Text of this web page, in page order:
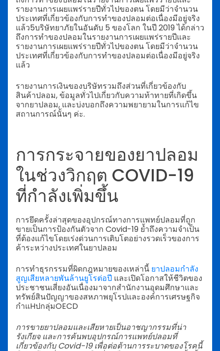
รายงานการเผยแพร่รายปีทั่วไปของตน โดยมีว่าจำนวน
ประเทศที่เกี่ยวข้องกับการทำของปลอมต่อเนื่องมีอยู่จริง
แล้ว5บริษัทยาภัยในอันดับ 5 ของโลก ในปี 2019 ได้กล่าว
ถึงการทำของปลอมในรายงานการเผยแพร่รายปีและ
รายงานการเผยแพร่รายปีทั่วไปของตน โดยมีว่าจำนวน
ประเทศที่เกี่ยวข้องกับการทำของปลอมต่อเนื่องมีอยู่จริง
แล้ว
รายงานการเงินของบริษัทรวมถึงส่วนที่เกี่ยวข้องกับ
สินค้าปลอม, ข้อมูลทั่วไปเกี่ยวกับความท้าทายที่เกิดขึ้น
จากยาปลอม, และบ่งบอกถึงความพยายามในการแก้ไข
สถานการณ์นั้นๆ ค่ะ.
การกระจายของยาปลอม
ในช่วงวิกฤต COVID-19
ที่กำลังเพิ่มขึ้น
การยึดครั้งล่าสุดของอุปกรณ์ทางการแพทย์ปลอมที่ถูก
ขายเป็นการป้องกันตัวจาก Covid-19 ย้ำถึงความจำเป็น
ที่ต้องแก้ไขโดยเร่งด่วนการเติบโตอย่างรวดเร็วของการ
ค้าระหว่างประเทศในยาปลอม
การทำธุรกรรมที่ผิดกฎหมายของเหล่านี้ ยาปลอมกำลัง
สูญเสียหลายพันล้านยูโรต่อปี และเปิดโอกาสให้ชีวิตของ
ประชาชนเสี่ยงอันเนื่องมาจากสำนักงานอุดมศึกษาและ
ทรัพย์สินปัญญาของสหภาพยุโรปและองค์การเศรษฐกิจ
กำแHปกลุ่มOECD
การขายยาปลอมและเสียหายเป็นอาชญากรรมที่น่า
รังเกียจ และการค้นพบอุปกรณ์การแพทย์ปลอมที่
เกี่ยวข้องกับ Covid-19 เพื่อต่อต้านการระบาดของโรคนี้